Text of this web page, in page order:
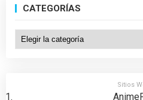
CATEGORÍAS
Categorías
Sitios